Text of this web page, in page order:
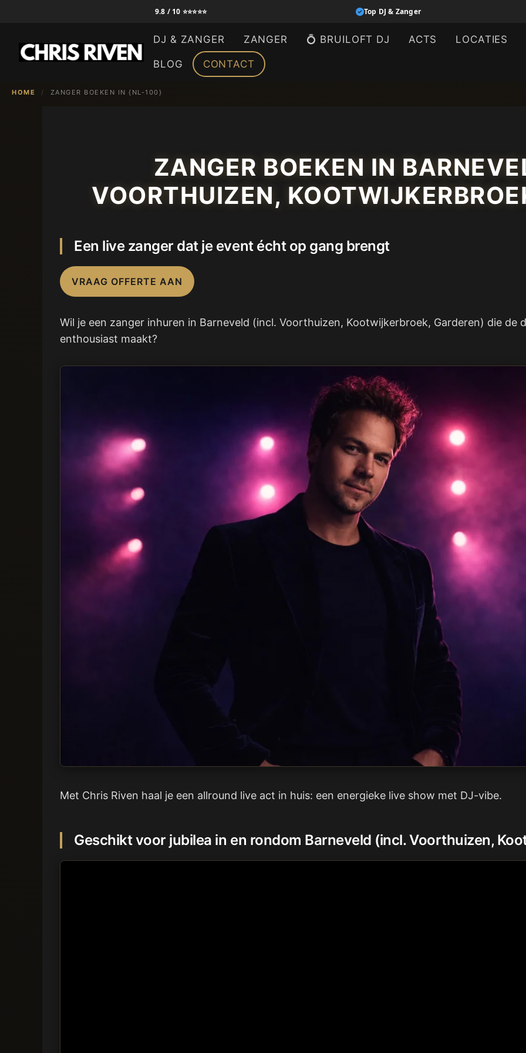
inhoud
9.8 / 10 ⭐⭐⭐⭐⭐ Top DJ & Zanger
DJ & ZANGER ZANGER 💍 BRUILOFT DJ ACTS LOCATIES
BLOG CONTACT
HOME / ZANGER BOEKEN IN {NL-100}
ZANGER BOEKEN IN
VOORTHUIZEN,
Een live zanger dat je event écht op gang brengt
VRAAG OFFERTE AAN
Wil je een zanger inhuren in Barneveld (incl. Voorthuizen, Kootwijkerbroek, Garderen) die de
enthousiast maakt?
Met Chris Riven haal je een allround live act in huis: een energieke live show met DJ-vibe.
Geschikt voor jubilea in en rondom Barneveld (incl. Voorthuizen,